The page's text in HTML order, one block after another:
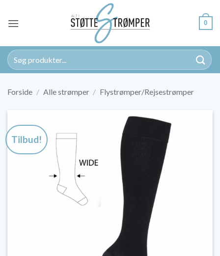
indhold
0
Søg
efter:
Forside / Alle strømper / Flystrømper/Rejsestrømper
Tilbud!